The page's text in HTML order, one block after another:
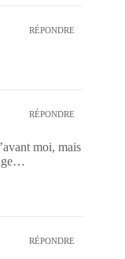
RÉPONDRE
RÉPONDRE
moi, mais
RÉPONDRE